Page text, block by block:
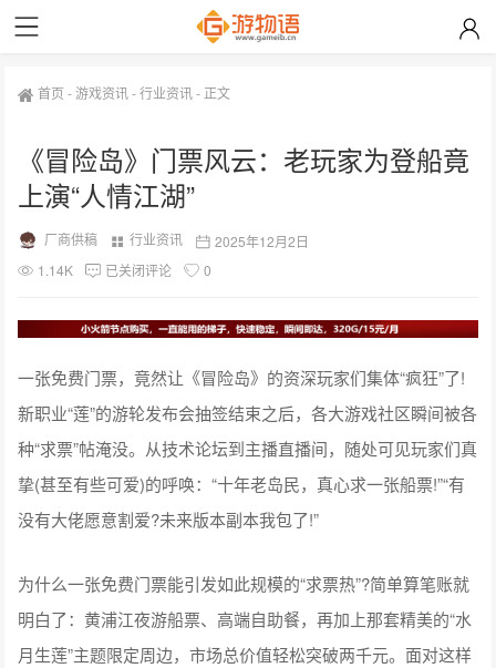
首页 -游戏资讯-行业资讯- 正文
《冒险岛》门票风云：老玩家为登船竟
上演“人情江湖”
厂商供稿 行业资讯
2025年12月2日
1.14K
已关闭评论 0
一张免费门票，竟然让《冒险岛》的资深玩家们集体“疯狂”了!
新职业“莲”的游轮发布会抽签结束之后，各大游戏社区瞬间被各
种“求票”帖淹没。从技术论坛到主播直播间，随处可见玩家们真
挚(甚至有些可爱)的呼唤：“十年老岛民，真心求一张船票!”“有
没有大佬愿意割爱?未来版本副本我包了!”
为什么一张免费门票能引发如此规模的“求票热”?简单算笔账就
明白了：黄浦江夜游船票、高端自助餐，再加上那套精美的“水
月生莲”主题限定周边，市场总价值轻松突破两千元。面对这样